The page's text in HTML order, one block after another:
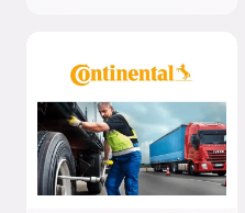
CONTINENTAL AG
Dr. Hartmut Wöhler
ZIELE
Länderübergreifend die
wesentlichen Trends
und Technologien